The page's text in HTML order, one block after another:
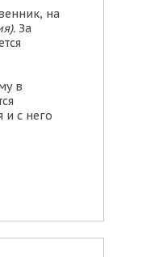
на
За
в
и с него